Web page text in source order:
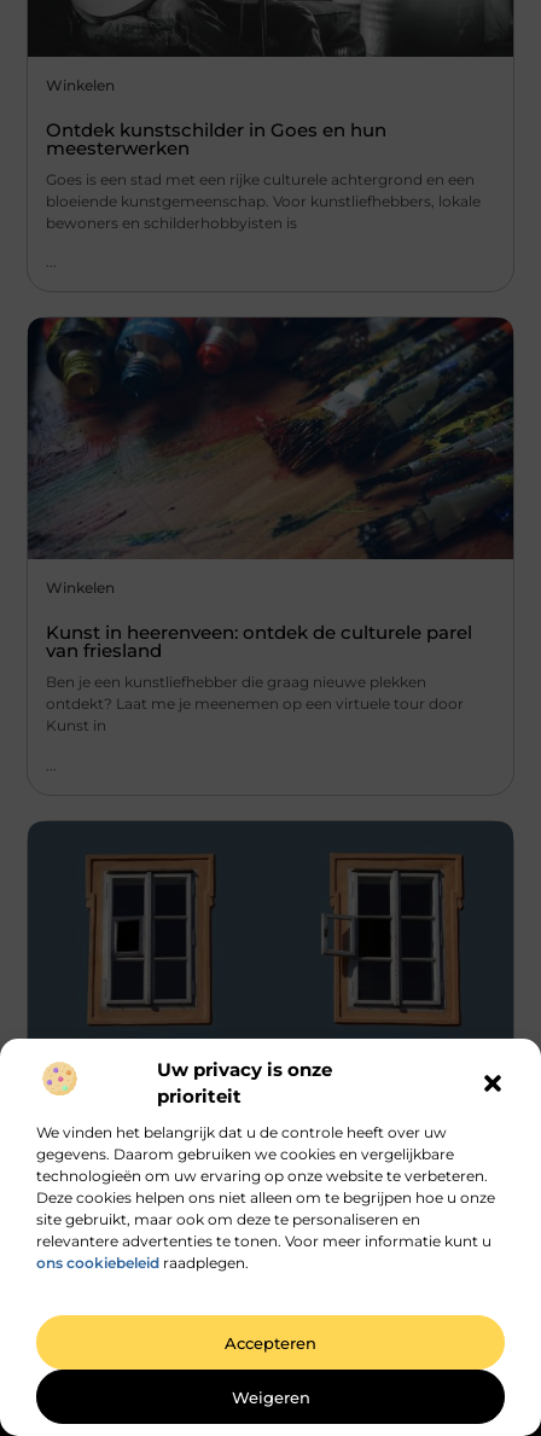
Uw privacy is onze
prioriteit
We vinden het belangrijk dat u de controle heeft over uw
gegevens. Daarom gebruiken we cookies en vergelijkbare
technologieën om uw ervaring op onze website te verbeteren.
Deze cookies helpen ons niet alleen om te begrijpen hoe u onze
site gebruikt, maar ook om deze te personaliseren en
relevantere advertenties te tonen. Voor meer informatie kunt u
ons cookiebeleid raadplegen.
Accepteren
Weigeren
Winkelen
Ontdek kunstschilder in Goes en hun
meesterwerken
Goes is een stad met een rijke culturele achtergrond en een
bloeiende kunstgemeenschap. Voor kunstliefhebbers, lokale
bewoners en schilderhobbyisten is
...
Winkelen
Kunst in heerenveen: ontdek de culturele parel
van friesland
Ben je een kunstliefhebber die graag nieuwe plekken
ontdekt? Laat me je meenemen op een virtuele tour door
Kunst in
Winkelen
Verbeter je woning met hoogwaardige kozijnen
in Kampen
Kozijnen in Kampen (Kampen Gids) spelen een cruciale rol bij
het renoveren en onderhouden van je huis. Of je nu een
...
Main Links